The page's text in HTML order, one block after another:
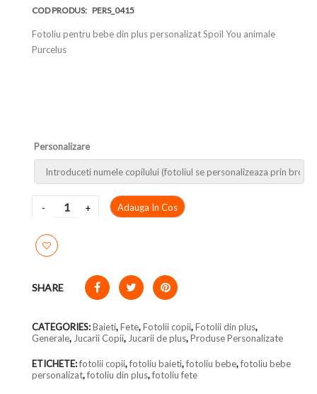
COD PRODUS: PERS_0415
Fotoliu pentru bebe din plus personalizat Spoil You animale
Purcelus
Personalizare
Adauga In Cos
SHARE
CATEGORIES:Baieti,Fete,Fotolii copii,Fotolii din plus,
Generale, Jucarii Copii, Jucarii de plus,Produse Personalizate
ETICHETE:fotolii copii,fotoliu baieti,fotoliu bebe,fotoliu bebe
personalizat,fotoliu din plus,fotoliu fete